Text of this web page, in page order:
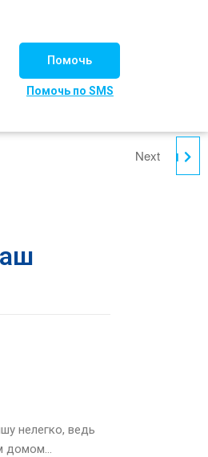
Помочь
Помочь по SMS
СТЕПАШКА ИЩЕТ ДОМ
Next
нелегко, ведь
домом…